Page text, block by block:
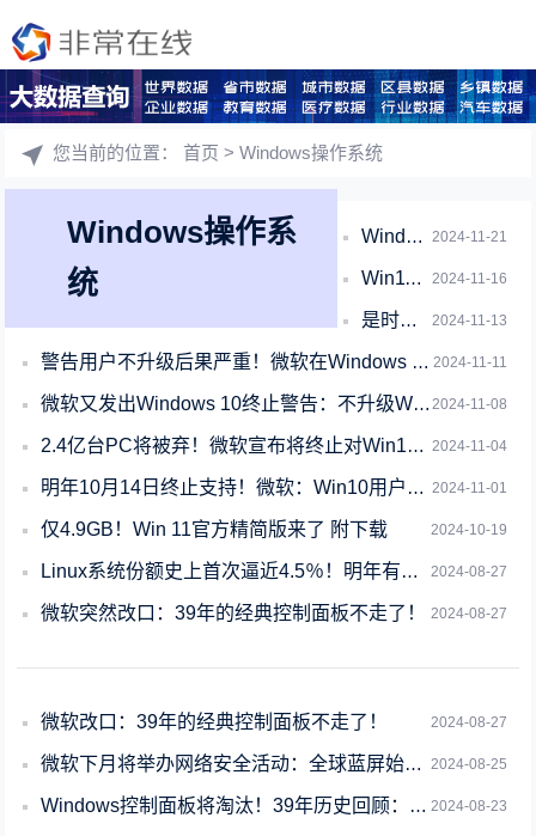
您当前的位置：首页 > Windows操作系统
Windows操作系
统
2024-11-21
Windows 10即将寿终正寝 微软向更多用户推送全屏广告
2024-11-16
Win11升级需谨慎：列举用户遇到最多的五大问题
2024-11-13
是时候告别Windows 10了！解析Windows 11七大革新 抓紧升级
2024-11-11
警告用户不升级后果严重！微软在Windows 10上强行推广：快免费升级Win1
2024-11-08
微软又发出Windows 10终止警告：不升级Win11后果自负
2024-11-04
2.4亿台PC将被弃！微软宣布将终止对Win10支持：明年10月14前升Win1
2024-11-01
明年10月14日终止支持！微软：Win10用户快升Win11
2024-10-19
仅4.9GB！Win 11官方精简版来了 附下载
2024-08-27
Linux系统份额史上首次逼近4.5％！明年有望超5％
2024-08-27
微软突然改口：39年的经典控制面板不走了！
2024-08-27
微软改口：39年的经典控制面板不走了！
2024-08-25
微软下月将举办网络安全活动：全球蓝屏始作俑者将参会
2024-08-23
Windows控制面板将淘汰！39年历史回顾：你多久没用了？